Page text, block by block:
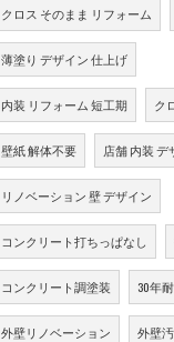
クロス そのまま リフォーム
薄塗り デザイン 仕上げ
内装 リフォーム 短工期 ク
壁紙 解体不要 店舗 内装 デ
リノベーション 壁 デザイン
コンクリート打ちっぱなし
コンクリート調塗装 30年
外壁リノベーション 外壁